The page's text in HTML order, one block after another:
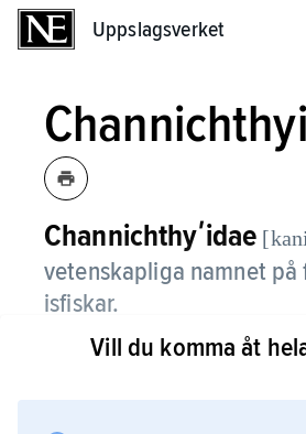
Uppslagsverket
Channichthyʹidae
vetenskapliga namnet på
isfiskar.
Vill du komma åt